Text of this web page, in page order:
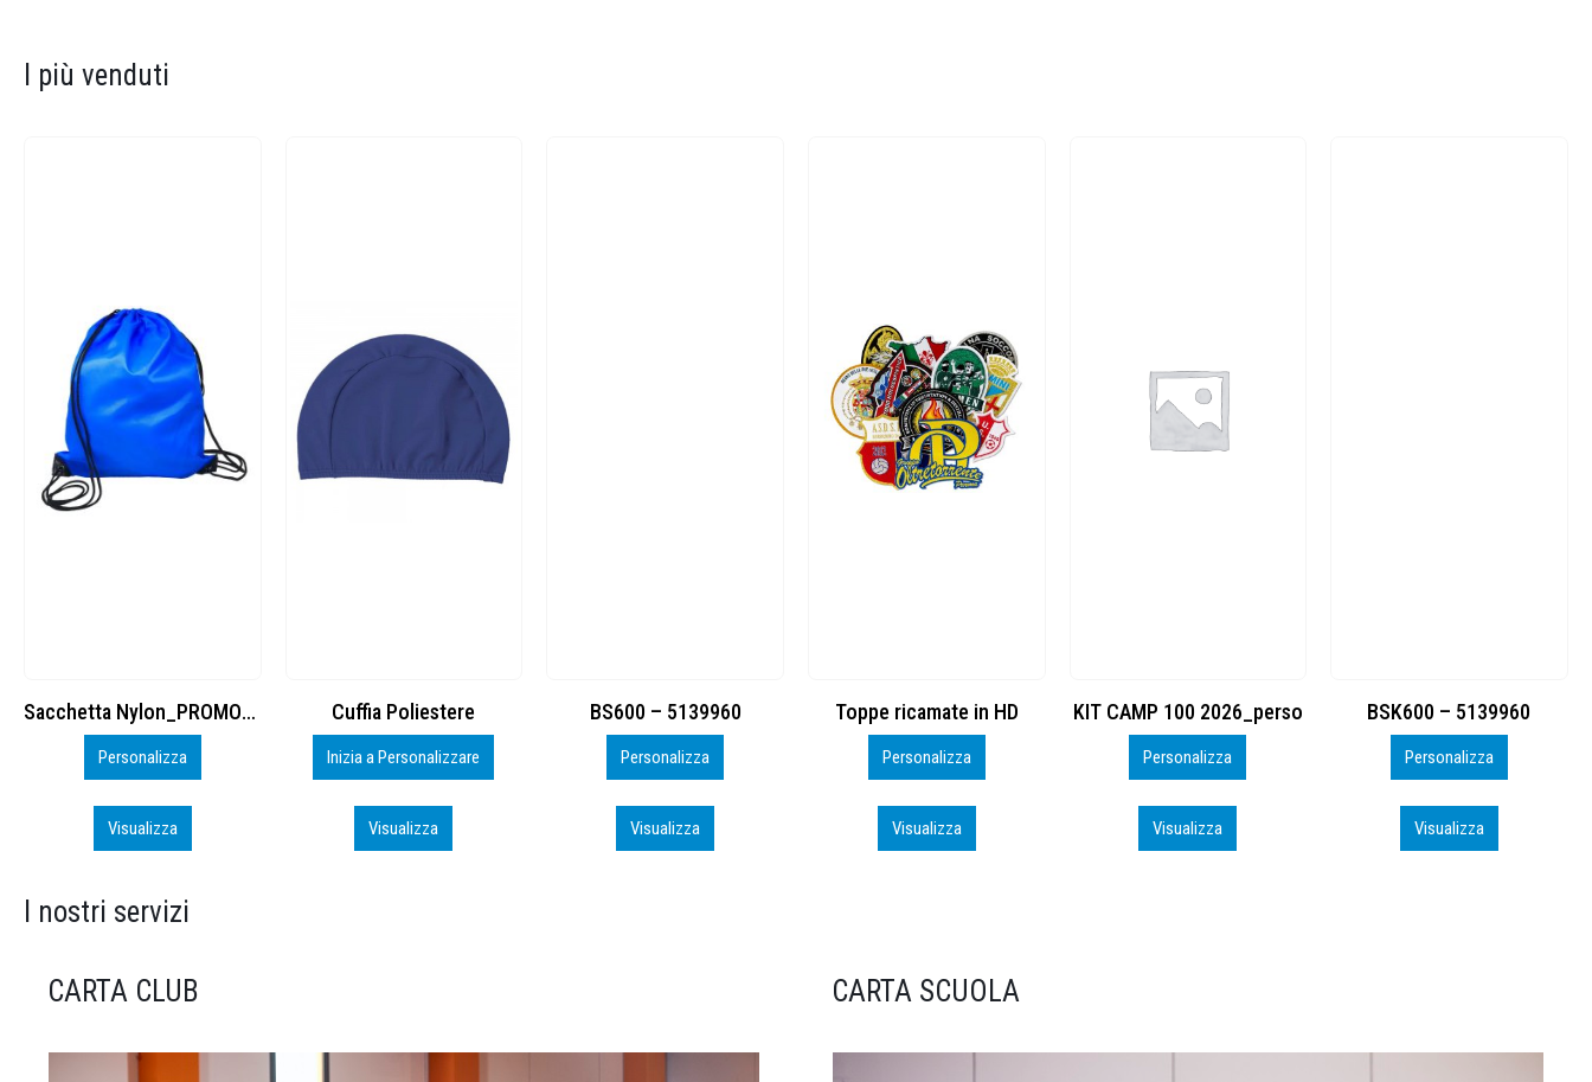
I più venduti
Cuffia Poliestere
Inizia a Personalizzare
Visualizza
BS600 – 5139960
Personalizza
Visualizza
Toppe ricamate in HD
Personalizza
Visualizza
KIT CAMP 100 2026_perso
Personalizza
Visualizza
BSK600 – 5139960
Personalizza
Visualizza
DTF
Personalizza
Visualizza
I nostri servizi
CARTA CLUB CARTA SCUOLA